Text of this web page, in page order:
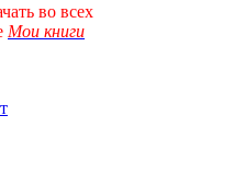
во всех
Мои книги